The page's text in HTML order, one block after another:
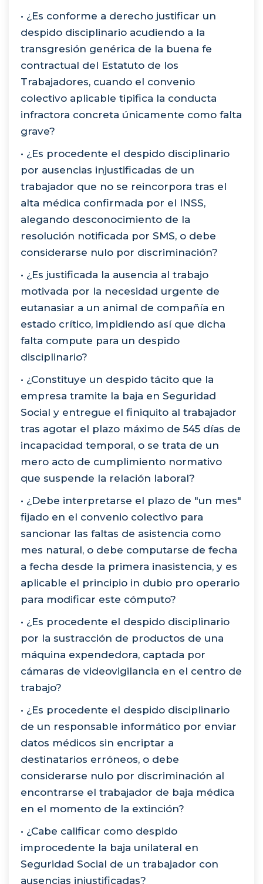
• ¿Es conforme a derecho justificar un
despido disciplinario acudiendo a la
transgresión genérica de la buena fe
contractual del Estatuto de los
Trabajadores, cuando el convenio
colectivo aplicable tipifica la conducta
infractora concreta únicamente como falta
grave?
• ¿Es procedente el despido disciplinario
por ausencias injustificadas de un
trabajador que no se reincorpora tras el
alta médica confirmada por el INSS,
alegando desconocimiento de la
resolución notificada por SMS, o debe
considerarse nulo por discriminación?
• ¿Es justificada la ausencia al trabajo
motivada por la necesidad urgente de
eutanasiar a un animal de compañía en
estado crítico, impidiendo así que dicha
falta compute para un despido
disciplinario?
• ¿Constituye un despido tácito que la
empresa tramite la baja en Seguridad
Social y entregue el finiquito al trabajador
tras agotar el plazo máximo de 545 días de
incapacidad temporal, o se trata de un
mero acto de cumplimiento normativo
que suspende la relación laboral?
• ¿Debe interpretarse el plazo de "un mes"
fijado en el convenio colectivo para
sancionar las faltas de asistencia como
mes natural, o debe computarse de fecha
a fecha desde la primera inasistencia, y es
aplicable el principio in dubio pro operario
para modificar este cómputo?
• ¿Es procedente el despido disciplinario
por la sustracción de productos de una
máquina expendedora, captada por
cámaras de videovigilancia en el centro de
trabajo?
• ¿Es procedente el despido disciplinario
de un responsable informático por enviar
datos médicos sin encriptar a
destinatarios erróneos, o debe
considerarse nulo por discriminación al
encontrarse el trabajador de baja médica
en el momento de la extinción?
• ¿Cabe calificar como despido
improcedente la baja unilateral en
Seguridad Social de un trabajador con
ausencias injustificadas?